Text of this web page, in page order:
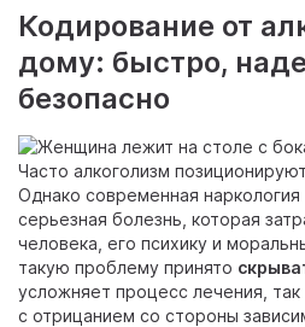
Кодирование от
дому: быстро,
безопасно
Часто алкоголизм
Однако современная наркология
серьезная болезнь, которая
человека, его психику и
такую проблему принято
усложняет процесс лечения, так
с отрицанием со стороны